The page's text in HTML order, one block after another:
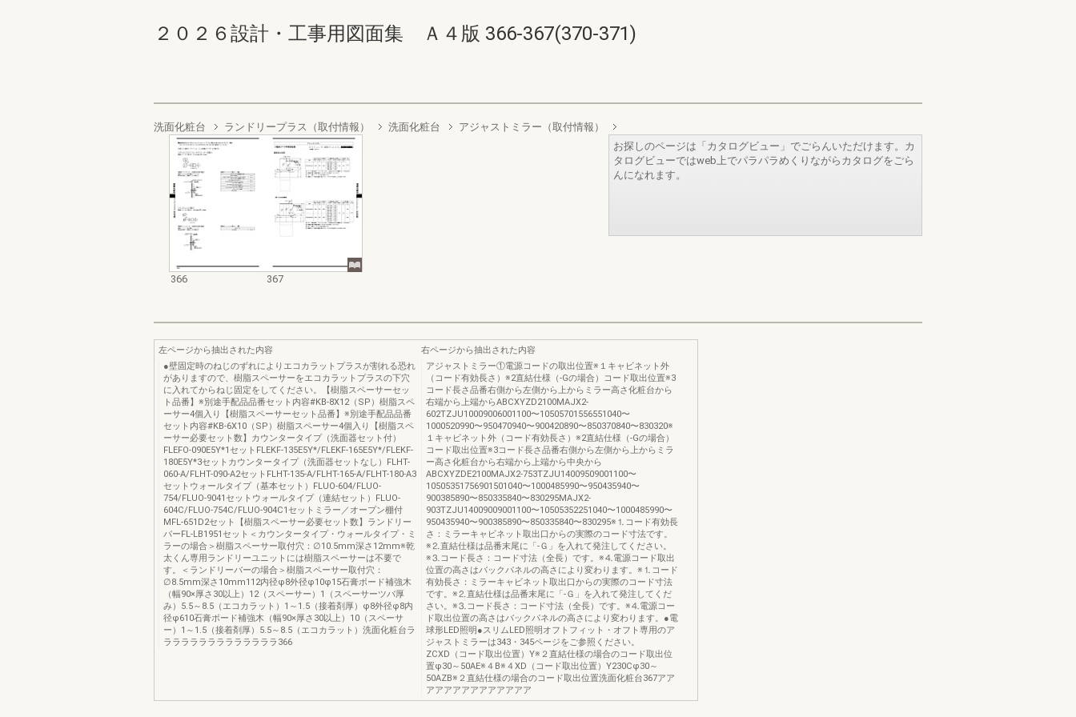
２０２６設計・工事用図面集 Ａ４版 366-367(370-371)
洗面化粧台 ランドリープラス（取付情報） 洗面化粧台 アジャストミラー（取付情報）
366 367
お探しのページは「カタログビュー」でごらんいただけます。カ
タログビューではweb上でパラパラめくりながらカタログをごら
んになれます。
左ページから抽出された内容
●壁固定時のねじのずれによりエコカラットプラスが割れる恐れ
がありますので、樹脂スペーサーをエコカラットプラスの下穴
に入れてからねじ固定をしてください。【樹脂スペーサーセッ
ト品番】※別途手配品品番セット内容#KB-8X12（SP）樹脂スペ
ーサー4個入り【樹脂スペーサーセット品番】※別途手配品品番
セット内容#KB-6X10（SP）樹脂スペーサー4個入り【樹脂スペ
ーサー必要セット数】カウンタータイプ（洗面器セット付）
FLEFO-090E5Y*1セットFLEKF-135E5Y*/FLEKF-165E5Y*/FLEKF-
180E5Y*3セットカウンタータイプ（洗面器セットなし）FLHT-
060-A/FLHT-090-A2セットFLHT-135-A/FLHT-165-A/FLHT-180-A3
セットウォールタイプ（基本セット）FLUO-604/FLUO-
754/FLUO-9041セットウォールタイプ（連結セット）FLUO-
604C/FLUO-754C/FLUO-904C1セットミラー／オープン棚付
MFL-651D2セット【樹脂スペーサー必要セット数】ランドリー
バーFL-LB1951セット＜カウンタータイプ・ウォールタイプ・ミ
ラーの場合＞樹脂スペーサー取付穴：∅10.5mm深さ12mm※乾
太くん専用ランドリーユニットには樹脂スペーサーは不要で
す。＜ランドリーバーの場合＞樹脂スペーサー取付穴：
∅8.5mm深さ10mm112内径φ8外径φ10φ15石膏ボード補強木
（幅90×厚さ30以上）12（スペーサー）1（スペーサーツバ厚
み）5.5～8.5（エコカラット）1～1.5（接着剤厚）φ8外径φ8内
径φ610石膏ボード補強木（幅90×厚さ30以上）10（スペーサ
ー）1～1.5（接着剤厚）5.5～8.5（エコカラット）洗面化粧台ラ
ラララララララララララララ366
右ページから抽出された内容
アジャストミラー①電源コードの取出位置※１キャビネット外
（コード有効長さ）※2直結仕様（-Gの場合）コード取出位置※3
コード長さ品番右側から左側から上からミラー高さ化粧台から
右端から上端からABCXYZD2100MAJX2-
602TZJU10009006001100〜10505701556551040〜
1000520990〜950470940〜900420890〜850370840〜830320※
１キャビネット外（コード有効長さ）※2直結仕様（-Gの場合）
コード取出位置※3コード長さ品番右側から左側から上からミラ
ー高さ化粧台から右端から上端から中央から
ABCXYZDE2100MAJX2-753TZJU14009509001100〜
10505351756901501040〜1000485990〜950435940〜
900385890〜850335840〜830295MAJX2-
903TZJU14009009001100〜10505352251040〜1000485990〜
950435940〜900385890〜850335840〜830295※⒈コード有効長
さ：ミラーキャビネット取出口からの実際のコード寸法です。
※⒉直結仕様は品番末尾に「-Ｇ」を入れて発注してください。
※⒊コード長さ：コード寸法（全長）です。※⒋電源コード取出
位置の高さはバックパネルの高さにより変わります。※⒈コード
有効長さ：ミラーキャビネット取出口からの実際のコード寸法
です。※⒉直結仕様は品番末尾に「-Ｇ」を入れて発注してくだ
さい。※⒊コード長さ：コード寸法（全長）です。※⒋電源コー
ド取出位置の高さはバックパネルの高さにより変わります。●電
球形LED照明●スリムLED照明オフトフィット・オフト専用のア
ジャストミラーは343・345ページをご参照ください。
ZCXD（コード取出位置）Y※２直結仕様の場合のコード取出位
置φ30～50AE※４B※４XD（コード取出位置）Y230Cφ30～
50AZB※２直結仕様の場合のコード取出位置洗面化粧台367アア
アアアアアアアアアアアア